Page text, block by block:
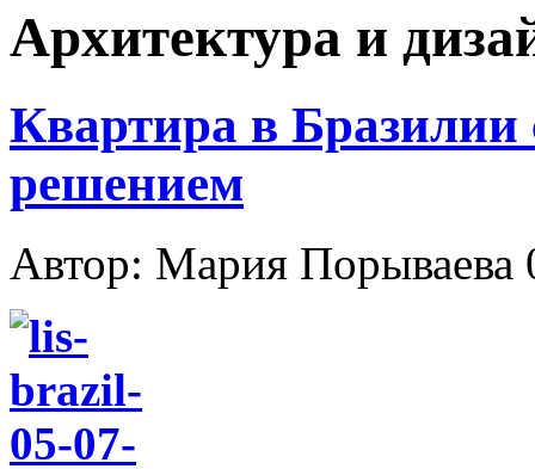
Архитектура и
Квартира в
решением
Автор: Мария Порываева